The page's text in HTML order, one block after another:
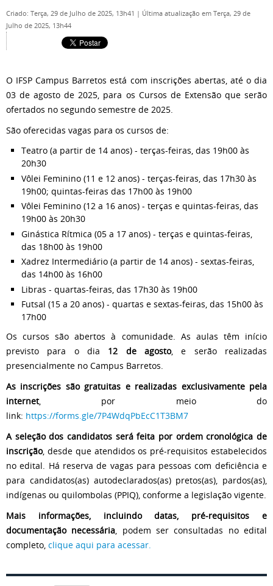
Criado: Terça, 29 de Julho de 2025, 13h41 | Última atualização em Terça, 29 de
Julho de 2025, 13h44
O IFSP Campus Barretos está com inscrições abertas, até o dia
03 de agosto de 2025, para os Cursos de Extensão que serão
ofertados no segundo semestre de 2025.
São oferecidas vagas para os cursos de:
Teatro (a partir de 14 anos) - terças-feiras, das 19h00 às
20h30
Vôlei Feminino (11 e 12 anos) - terças-feiras, das 17h30 às
19h00; quintas-feiras das 17h00 às 19h00
Vôlei Feminino (12 a 16 anos) - terças e quintas-feiras, das
19h00 às 20h30
Ginástica Rítmica (05 a 17 anos) - terças e quintas-feiras,
das 18h00 às 19h00
Xadrez Intermediário (a partir de 14 anos) - sextas-feiras,
das 14h00 às 16h00
Libras - quartas-feiras, das 17h30 às 19h00
Futsal (15 a 20 anos) - quartas e sextas-feiras, das 15h00 às
17h00
Os cursos são abertos à comunidade. As aulas têm início
previsto para o dia 12 de agosto, e serão realizadas
presencialmente no Campus Barretos.
As inscrições são gratuitas e realizadas exclusivamente pela
internet, por meio do
link: https://forms.gle/7P4WdqPbEcC1T3BM7
A seleção dos candidatos será feita por ordem cronológica de
inscrição, desde que atendidos os pré-requisitos estabelecidos
no edital. Há reserva de vagas para pessoas com deficiência e
para candidatos(as) autodeclarados(as) pretos(as), pardos(as),
indígenas ou quilombolas (PPIQ), conforme a legislação vigente.
Mais informações, incluindo datas, pré-requisitos e
documentação necessária, podem ser consultadas no edital
completo, clique aqui para acessar.